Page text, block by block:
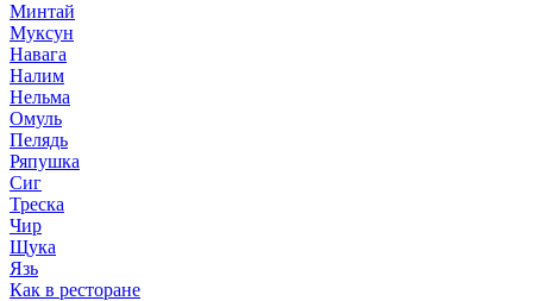
Минтай
Муксун
Навага
Налим
Нельма
Омуль
Пелядь
Ряпушка
Сиг
Треска
Чир
Щука
Язь
Как в ресторане